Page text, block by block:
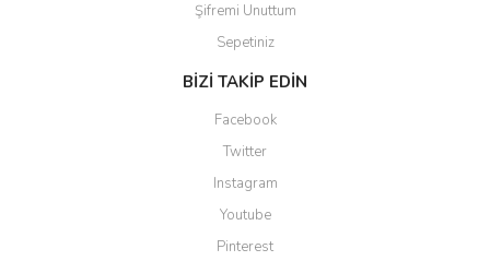
Şifremi Unuttum
Sepetiniz
BİZİ TAKİP EDİN
Facebook
Twitter
Instagram
Youtube
Pinterest